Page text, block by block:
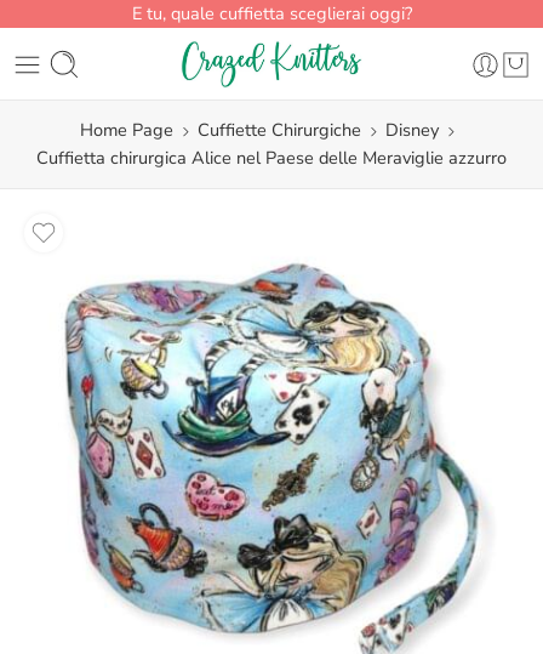
E tu, quale cuffietta sceglierai oggi?
Home Page Cuffiette Chirurgiche
Disney
Cuffietta chirurgica Alice nel Paese delle Meraviglie azzurro